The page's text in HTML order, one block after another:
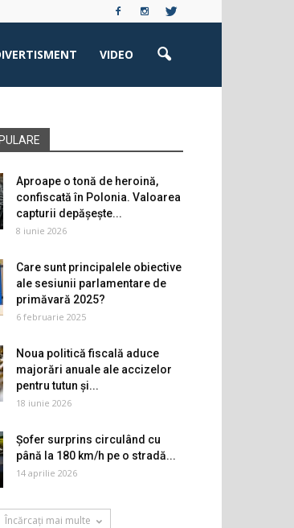
VIDEO
Aproape o tonă de heroină,
confiscată în Polonia. Valoarea
capturii depășește...
8 iunie 2026
Care sunt principalele obiective
ale sesiunii parlamentare de
primăvară 2025?
6 februarie 2025
Noua politică fiscală aduce
majorări anuale ale accizelor
pentru tutun și...
18 iunie 2026
Șofer surprins circulând cu
până la 180 km/h pe o stradă...
14 aprilie 2026
Încărcați mai multe